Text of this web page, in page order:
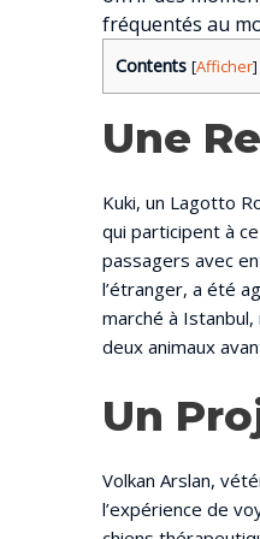
fréquentés au
Contents [Afficher]
Une
Kuki, un Lagotto
qui participent à
passagers avec
l’étranger, a été
marché à
deux animaux
Un
Volkan Arslan,
l’expérience de